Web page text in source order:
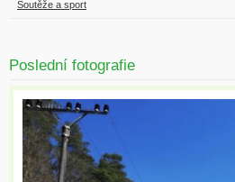
Soutěže a sport
Poslední fotografie